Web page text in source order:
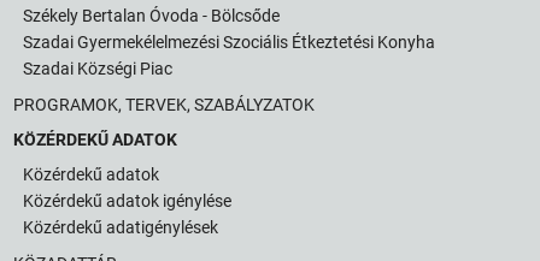
Székely Bertalan Óvoda - Bölcsőde
Szadai Gyermekélelmezési Szociális Étkeztetési Konyha
Szadai Községi Piac
PROGRAMOK, TERVEK, SZABÁLYZATOK
KÖZÉRDEKŰ ADATOK
Közérdekű adatok
Közérdekű adatok igénylése
Közérdekű adatigénylések